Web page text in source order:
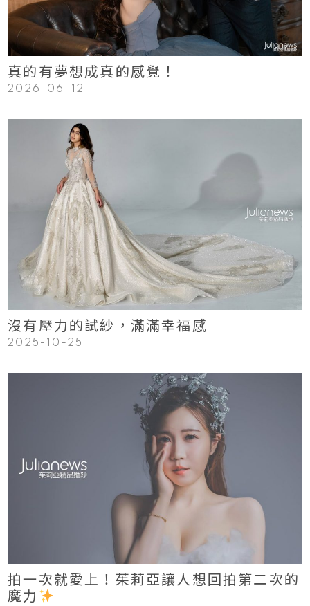
真的有夢想成真的感覺！
2026-06-12
Read More
沒有壓力的試紗，滿滿幸福感
2025-10-25
123
Read More
拍一次就愛上！茱莉亞讓人想回拍第二次的
魔力